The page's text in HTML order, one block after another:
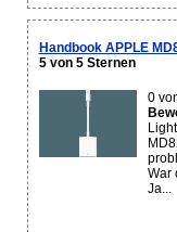
Handbook APPLE
5 von 5 Sternen
0
War
Ja...